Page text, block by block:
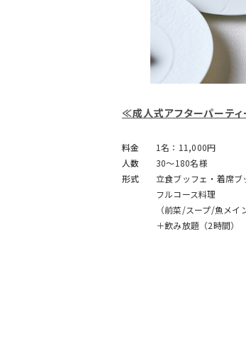
≪成人式アフターパーテ
料金
1名：11,000円
人数
30～180名様
形式
立食ブッフェ・着席ブ
フルコース料理
（前菜/スープ/魚メイ
＋飲み放題（2時間）